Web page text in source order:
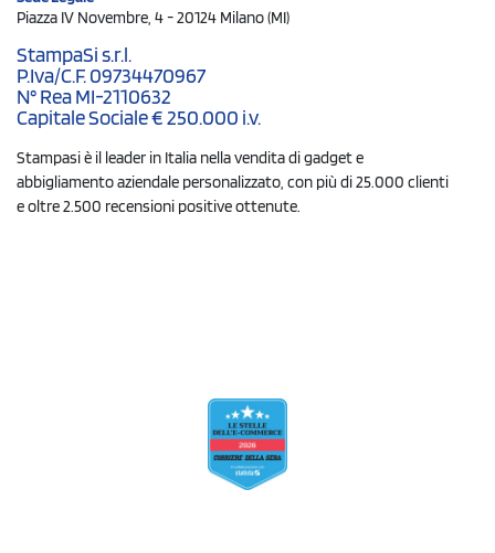
Piazza IV Novembre, 4 - 20124 Milano (MI)
StampaSi s.r.l.
P.Iva/C.F. 09734470967
N° Rea MI-2110632
Capitale Sociale € 250.000 i.v.
Stampasi è il leader in Italia nella vendita di gadget e
abbigliamento aziendale personalizzato, con più di 25.000 clienti
e oltre 2.500 recensioni positive ottenute.